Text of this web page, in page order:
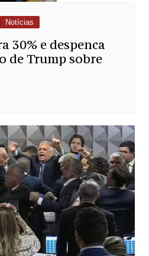
Notícias
30% e despenca
de Trump sobre